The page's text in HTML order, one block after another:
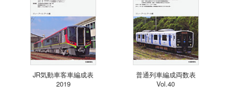
JR気動車客車編成表
2019
普通列車編成両数表
Vol.40